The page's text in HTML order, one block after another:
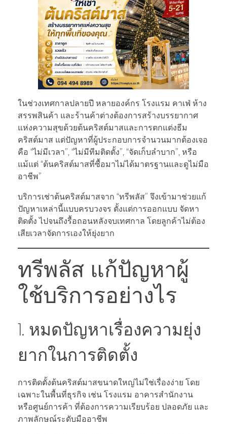
ในช่วงเทศกาลปลายปี หลายองค์กร โรงแรม คาเฟ่ ห้าง
สรรพสินค้า และร้านค้าต่างต้องการสร้างบรรยากาศ
แห่งความสุขด้วยต้นคริสต์มาสและการตกแต่งธีม
คริสต์มาส แต่ปัญหาที่ผู้ประกอบการจำนวนมากต้องเจอ
คือ “ไม่มีเวลา”, “ไม่มีทีมติดตั้ง”, “จัดเก็บลำบาก”, หรือ
แม้แต่ “ต้นคริสต์มาสที่ซื้อมาไม่ได้มาตรฐานและดูไม่มือ
อาชีพ”
บริการเช่าต้นคริสต์มาสจาก “ทรีพลัส” จึงเข้ามาช่วยแก้
ปัญหาเหล่านี้แบบครบวงจร ตั้งแต่การออกแบบ จัดหา
ติดตั้ง ไปจนถึงรื้อถอนหลังจบเทศกาล โดยลูกค้าไม่ต้อง
เสียเวลาจัดการเองให้ยุ่งยาก
ทรีพลัส แก้ปัญหาผู้
ใช้บริการอย่างไร
1. หมดปัญหาเรื่องความยุ่ง
ยากในการติดตั้ง
การติดตั้งต้นคริสต์มาสขนาดใหญ่ไม่ใช่เรื่องง่าย โดย
เฉพาะในพื้นที่ธุรกิจ เช่น โรงแรม อาคารสำนักงาน
หรือศูนย์การค้า ที่ต้องการความเรียบร้อย ปลอดภัย และ
ภาพลักษณ์ระดับมืออาชีพ